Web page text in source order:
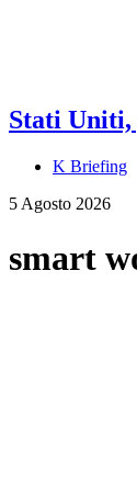
Stati Uniti,
K Briefing
5 Agosto 2026
smart